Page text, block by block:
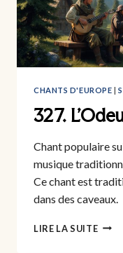
CHANTS D'EUROPE |
327.
Chant populaire
musique
Ce chant est
dans des caveaux.
LIRE LA SUITE327.